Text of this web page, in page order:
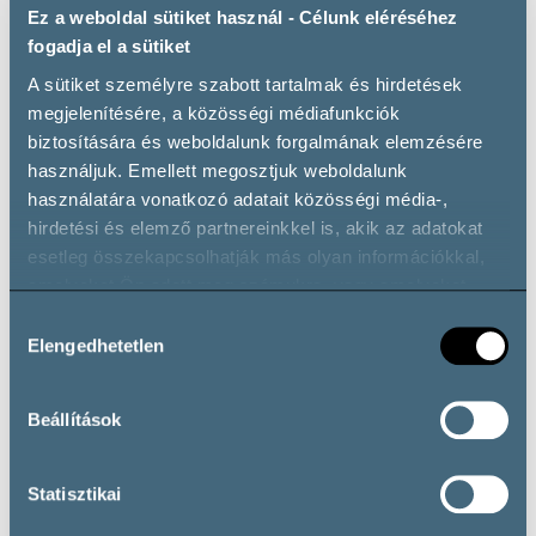
Ez a weboldal sütiket használ - Célunk eléréséhez
fogadja el a sütiket
A sütiket személyre szabott tartalmak és hirdetések
megjelenítésére, a közösségi médiafunkciók
biztosítására és weboldalunk forgalmának elemzésére
használjuk. Emellett megosztjuk weboldalunk
használatára vonatkozó adatait közösségi média-,
hirdetési és elemző partnereinkkel is, akik az adatokat
esetleg összekapcsolhatják más olyan információkkal,
amelyeket Ön adott meg számukra, vagy amelyeket
során.
kiválasztása
Elengedhetetlen
Beállítások
Statisztikai
Holdvölgy – Culture Aszú 6 Puttonyos 2016 Tokaj
Jakab – Kéknyelű 2021 Badacsony
Préselő – Aszú 2016 Tokaj
Somlói Vándor – Öregtőkék Juhfark 2024 Somló
St Andrea – Boldogságos Egri Csillag Grand Superior
2023 Eger
St Andrea – Hangács Egri Bikavér Grand Superior
2022 Eger
Villa Tolnay – Rajnai Rizling 2022 Badacsony
Éliás – Gótika 2022 Badacsony
Figula – Kékfrankos 2023 Balatonfüred-Csopak
Laposa – Apukám Világa Olaszrizling 2024